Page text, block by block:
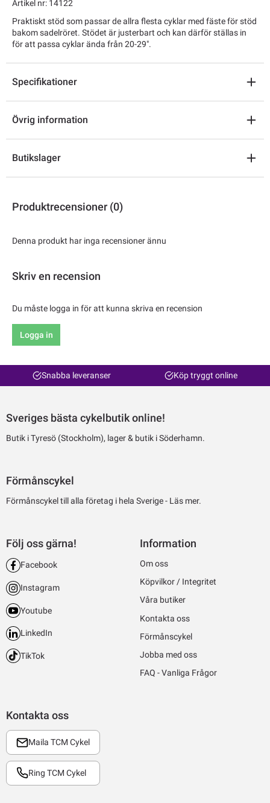
Artikel nr: 14122
Praktiskt stöd som passar de allra flesta cyklar med fäste för stöd
bakom sadelröret. Stödet är justerbart och kan därför ställas in
för att passa cyklar ända från 20-29".
Specifikationer
Övrig information
Butikslager
Produktrecensioner (0)
Denna produkt har inga recensioner ännu
Skriv en recension
Du måste logga in för att kunna skriva en recension
Logga in
Snabba leveranser Köp tryggt online
Sveriges bästa cykelbutik online!
Butik i Tyresö (Stockholm), lager & butik i Söderhamn.
Förmånscykel
Förmånscykel till alla företag i hela Sverige - Läs mer.
Kontakta oss
Maila TCM Cykel
Ring TCM Cykel
Följ oss gärna!
Facebook
Instagram
Youtube
LinkedIn
TikTok
Information
Om oss
Köpvilkor / Integritet
Våra butiker
Kontakta oss
Förmånscykel
Jobba med oss
FAQ - Vanliga Frågor